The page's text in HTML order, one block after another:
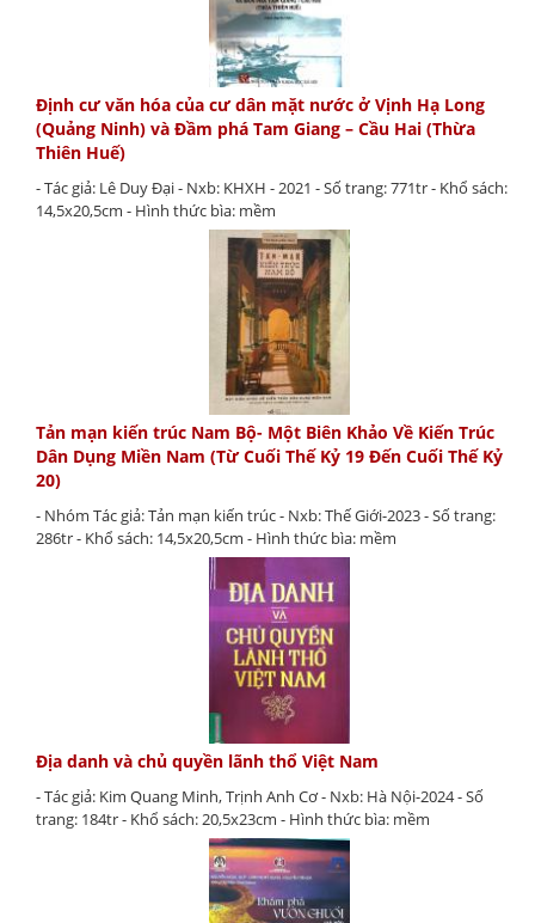
Định cư văn hóa của cư dân mặt nước ở Vịnh Hạ Long
(Quảng Ninh) và Đầm phá Tam Giang – Cầu Hai (Thừa
Thiên Huế)
- Tác giả: Lê Duy Đại - Nxb: KHXH - 2021 - Số trang: 771tr - Khổ sách:
14,5x20,5cm - Hình thức bìa: mềm
Tản mạn kiến trúc Nam Bộ- Một Biên Khảo Về Kiến Trúc
Dân Dụng Miền Nam (Từ Cuối Thế Kỷ 19 Đến Cuối Thế Kỷ
20)
- Nhóm Tác giả: Tản mạn kiến trúc - Nxb: Thế Giới-2023 - Số trang:
286tr - Khổ sách: 14,5x20,5cm - Hình thức bìa: mềm
Địa danh và chủ quyền lãnh thổ Việt Nam
- Tác giả: Kim Quang Minh, Trịnh Anh Cơ - Nxb: Hà Nội-2024 - Số
trang: 184tr - Khổ sách: 20,5x23cm - Hình thức bìa: mềm